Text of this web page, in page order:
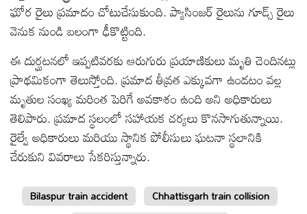
టెక్నాలజీ
స్పెషల్స్
కెరీర్ &
ఉద్యోగాలు
లైవ్
టీవి
ఘోర రైలు ప్రమాదం చోటుచేసుకుంది. ప్యాసింజర్ రైలును గూడ్స్ రైలు
వెనుక నుండి బలంగా ఢీకొట్టింది.
ఈ దుర్ఘటనలో ఇప్పటివరకు ఆరుగురు ప్రయాణికులు మృతి చెందినట్లు
ప్రాథమికంగా తెలుస్తోంది. ప్రమాద తీవ్రత ఎక్కువగా ఉండటం వల్ల
మృతుల సంఖ్య మరింత పెరిగే అవకాశం ఉంది అని అధికారులు
తెలిపారు. ప్రమాద స్థలంలో సహాయక చర్యలు కొనసాగుతున్నాయి.
రైల్వే అధికారులు మరియు స్థానిక పోలీసులు ఘటనా స్థలానికి
చేరుకుని వివరాలు సేకరిస్తున్నారు.
Bilaspur train accident
Chhattisgarh train collision